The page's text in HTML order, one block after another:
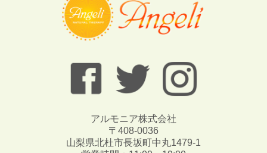
アルモニア株式会社
〒408-0036
山梨県北杜市長坂町中丸1479-1